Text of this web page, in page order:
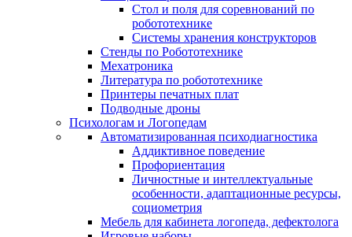
Стол и поля для соревнований по
робототехнике
Системы хранения конструкторов
Стенды по Робототехнике
Мехатроника
Литература по робототехнике
Принтеры печатных плат
Подводные дроны
Психологам и Логопедам
Автоматизированная психодиагностика
Аддиктивное поведение
Профориентация
Личностные и интеллектуальные
особенности, адаптационные ресурсы,
социометрия
Мебель для кабинета логопеда, дефектолога